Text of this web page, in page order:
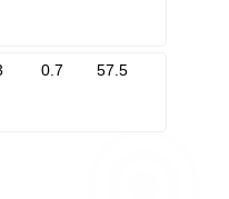
0.7 57.5